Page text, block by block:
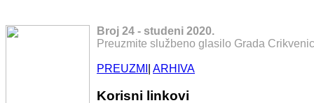
Broj 24 - studeni 2020.
Preuzmite službeno glasilo Grada
PREUZMI ARHIVA
Korisni linkovi